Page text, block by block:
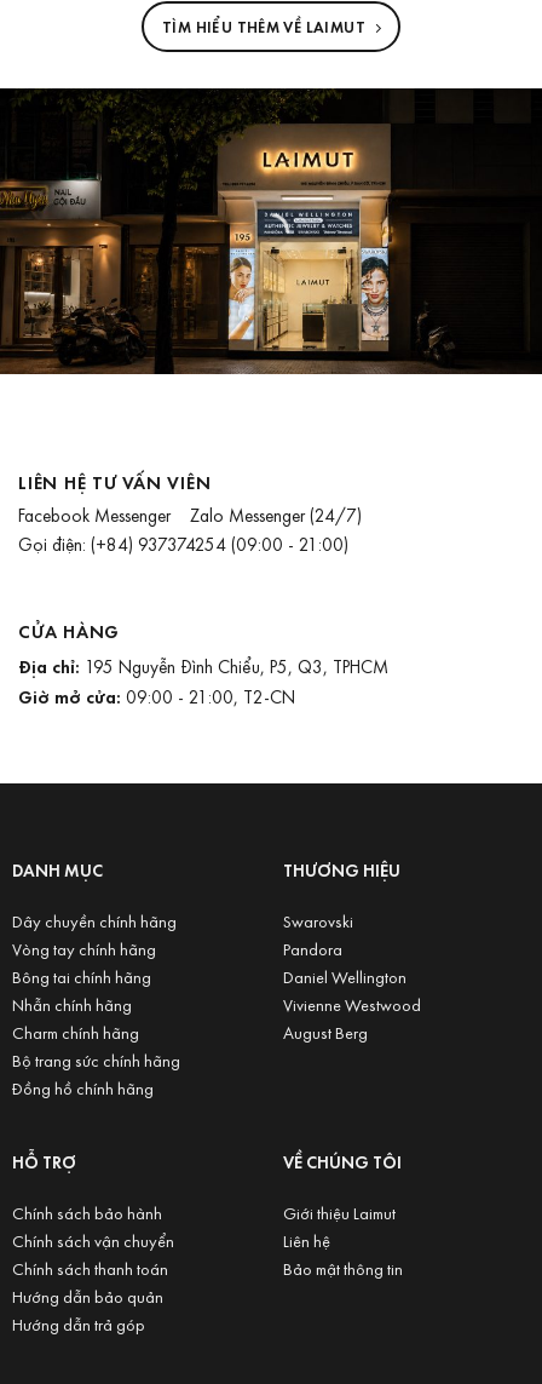
TÌM HIỂU THÊM VỀ LAIMUT
LIÊN HỆ TƯ VẤN VIÊN
Facebook Messenger Zalo Messenger(24/7)
Gọi điện: (+84) 937374254(09:00 - 21:00)
CỬA HÀNG
Địa chỉ: 195 Nguyễn Đình Chiểu, P5, Q3, TPHCM
Giờ mở cửa: 09:00 - 21:00, T2-CN
DANH MỤC
Dây chuyền chính hãng
Vòng tay chính hãng
Bông tai chính hãng
Nhẫn chính hãng
Charm chính hãng
Bộ trang sức chính hãng
Đồng hồ chính hãng
THƯƠNG HIỆU
Swarovski
Pandora
Daniel Wellington
Vivienne Westwood
August Berg
HỖ TRỢ
Chính sách bảo hành
Chính sách vận chuyển
Chính sách thanh toán
Hướng dẫn bảo quản
Hướng dẫn trả góp
VỀ CHÚNG TÔI
Giới thiệu Laimut
Liên hệ
Bảo mật thông tin